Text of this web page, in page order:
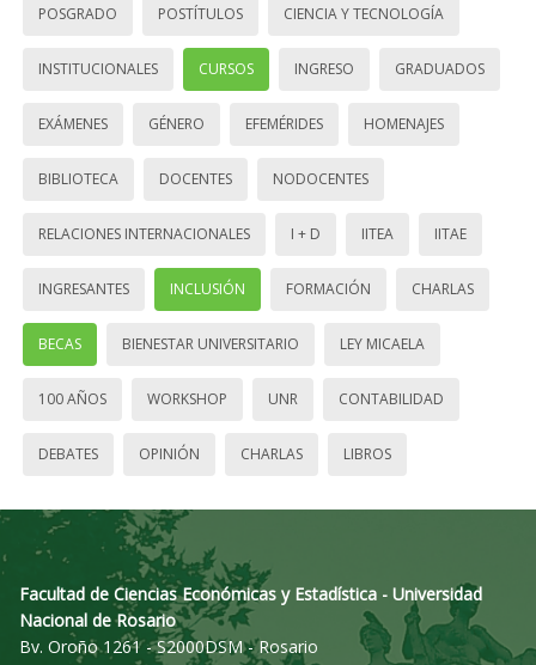
POSGRADO POSTÍTULOS CIENCIA Y TECNOLOGÍA
INSTITUCIONALES CURSOS INGRESO GRADUADOS
EXÁMENES GÉNERO EFEMÉRIDES HOMENAJES
BIBLIOTECA DOCENTES NODOCENTES
RELACIONES INTERNACIONALES I + D IITEA IITAE
INGRESANTES INCLUSIÓN FORMACIÓN CHARLAS
BECAS BIENESTAR UNIVERSITARIO LEY MICAELA
100 AÑOS WORKSHOP UNR CONTABILIDAD
DEBATES OPINIÓN CHARLAS LIBROS
Facultad de Ciencias Económicas y Estadística - Universidad
Nacional de Rosario
Bv. Oroño 1261 - S2000DSM - Rosario